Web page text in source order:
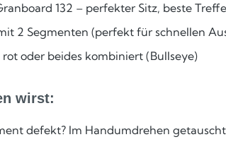
132 – perfekter Sitz, beste
2 Segmenten (perfekt für schnellen
oder beides kombiniert (Bullseye)
wirst:
defekt? Im Handumdrehen